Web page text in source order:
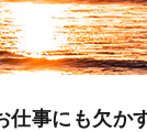
事にも欠か